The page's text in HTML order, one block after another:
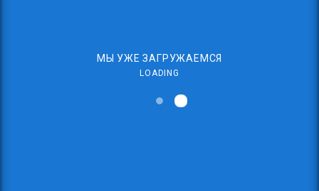
МЫ УЖЕ ЗАГРУЖАЕМСЯ
LOADING